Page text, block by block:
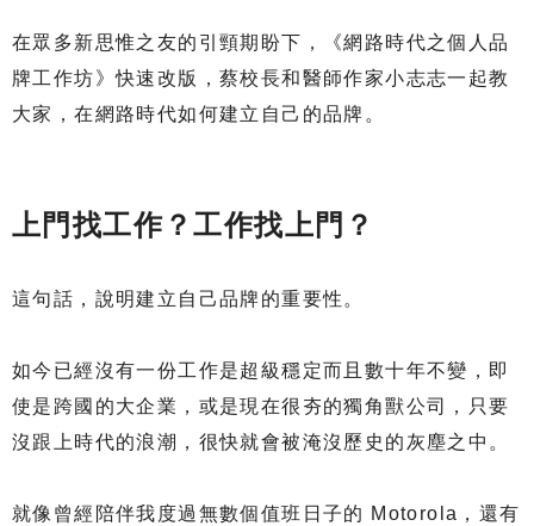
在眾多新思惟之友的引頸期盼下，《網路時代之個人品
牌工作坊》快速改版，蔡校長和醫師作家小志志一起教
大家，在網路時代如何建立自己的品牌。
上門找工作？工作找上門？
這句話，說明建立自己品牌的重要性。
如今已經沒有一份工作是超級穩定而且數十年不變，即
使是跨國的大企業，或是現在很夯的獨角獸公司，只要
沒跟上時代的浪潮，很快就會被淹沒歷史的灰塵之中。
就像曾經陪伴我度過無數個值班日子的 Motorola，還有